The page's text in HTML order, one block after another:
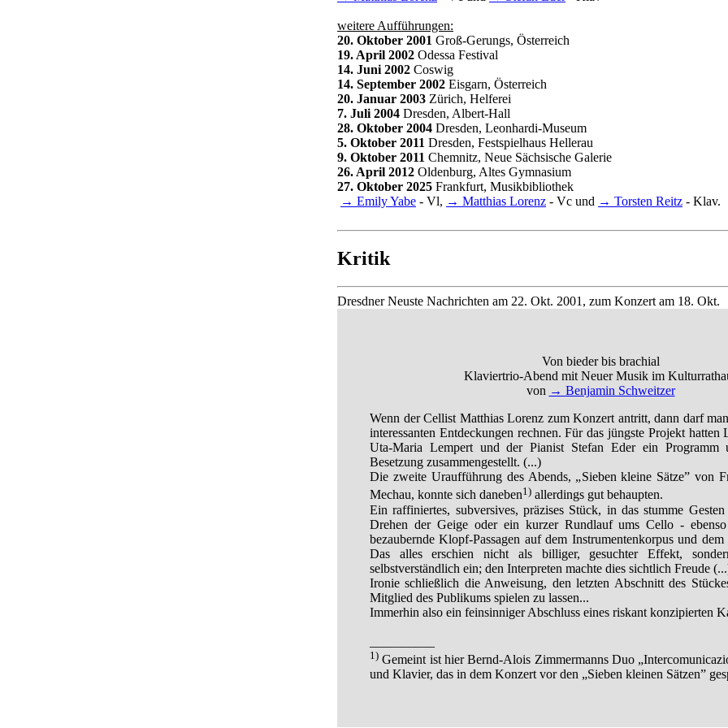
weitere Aufführungen:
20. Oktober 2001 Groß-Gerungs, Österreich
19. April 2002 Odessa Festival
14. Juni 2002 Coswig
14. September 2002 Eisgarn, Österreich
20. Januar 2003 Zürich, Helferei
7. Juli 2004 Dresden, Albert-Hall
28. Oktober 2004 Dresden, Leonhardi-Museum
5. Oktober 2011 Dresden, Festspielhaus Hellerau
9. Oktober 2011 Chemnitz, Neue Sächsische Galerie
26. April 2012 Oldenburg, Altes Gymnasium
27. Oktober 2025 Frankfurt, Musikbibliothek
→ Emily Yabe - Vl, → Matthias Lorenz - Vc und → Torsten Reitz - Klav.
Kritik
Dresdner Neuste Nachrichten am 22. Okt. 2001, zum Konzert am 18. Okt.
Von bieder bis brachial
Klaviertrio-Abend mit Neuer Musik im
von → Benjamin Schweitzer
Wenn der Cellist Matthias Lorenz zum Konzert antritt, dann darf
interessanten Entdeckungen rechnen. Für das jüngste Projekt
Uta-Maria Lempert und der Pianist Stefan Eder ein
Besetzung zusammengestellt. (...)
Die zweite Uraufführung des Abends, „Sieben kleine Sätze” von
Mechau, konnte sich daneben1) allerdings gut behaupten.
Ein raffiniertes, subversives, präzises Stück, in das stumme
Drehen der Geige oder ein kurzer Rundlauf ums Cello -
bezaubernde Klopf-Passagen auf dem Instrumentenkorpus und
Das alles erschien nicht als billiger, gesuchter Effekt,
selbstverständlich ein; den Interpreten machte dies sichtlich Freude
Ironie schließlich die Anweisung, den letzten Abschnitt des
Mitglied des Publikums spielen zu lassen...
Immerhin also ein feinsinniger Abschluss eines riskant konzipierten
1) Gemeint ist hier Bernd-Alois Zimmermanns Duo
und Klavier, das in dem Konzert vor den „Sieben kleinen Sätzen”